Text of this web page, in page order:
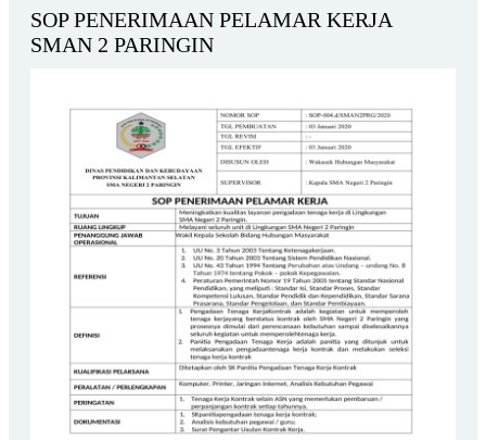
SOP PENERIMAAN PELAMAR KERJA
SMAN 2 PARINGIN